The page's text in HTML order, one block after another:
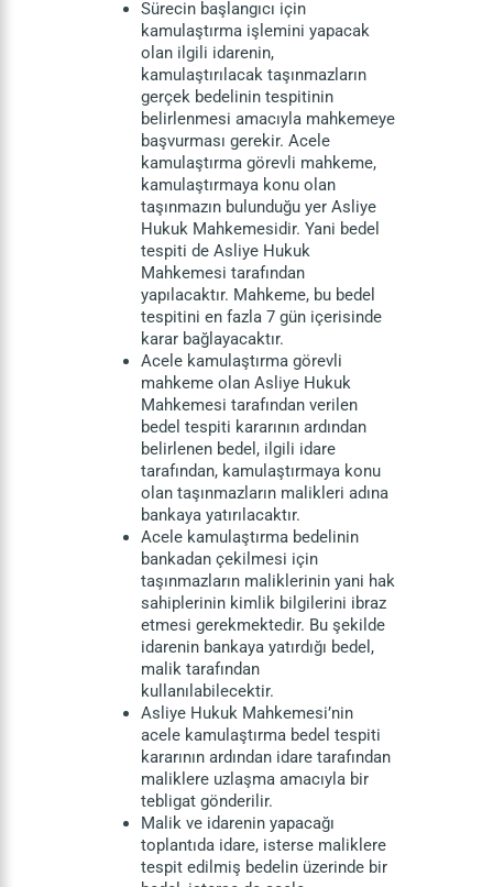
Sürecin başlangıcı için
kamulaştırma işlemini yapacak
olan ilgili idarenin,
kamulaştırılacak taşınmazların
gerçek bedelinin tespitinin
belirlenmesi amacıyla mahkemeye
başvurması gerekir. Acele
kamulaştırma görevli mahkeme,
kamulaştırmaya konu olan
taşınmazın bulunduğu yer Asliye
Hukuk Mahkemesidir. Yani bedel
tespiti de Asliye Hukuk
Mahkemesi tarafından
yapılacaktır. Mahkeme, bu bedel
tespitini en fazla 7 gün içerisinde
karar bağlayacaktır.
Acele kamulaştırma görevli
mahkeme olan Asliye Hukuk
Mahkemesi tarafından verilen
bedel tespiti kararının ardından
belirlenen bedel, ilgili idare
tarafından, kamulaştırmaya konu
olan taşınmazların malikleri adına
bankaya yatırılacaktır.
Acele kamulaştırma bedelinin
bankadan çekilmesi için
taşınmazların maliklerinin yani hak
sahiplerinin kimlik bilgilerini ibraz
etmesi gerekmektedir. Bu şekilde
idarenin bankaya yatırdığı bedel,
malik tarafından
kullanılabilecektir.
Asliye Hukuk Mahkemesi’nin
acele kamulaştırma bedel tespiti
kararının ardından idare tarafından
maliklere uzlaşma amacıyla bir
tebligat gönderilir.
Malik ve idarenin yapacağı
toplantıda idare, isterse maliklere
tespit edilmiş bedelin üzerinde bir